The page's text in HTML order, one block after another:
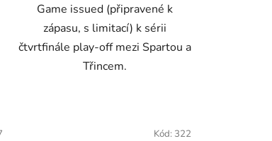
Game issued (připravené k
zápasu, s limitací) k sérii
čtvrtfinále play-off mezi Spartou a
Třincem.
Kód: 322